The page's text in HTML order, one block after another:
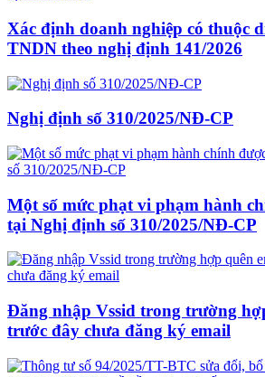
Xác định doanh nghiệp có thuộc
TNDN theo nghị định 141/2026
Nghị định số 310/2025/NĐ-CP
Một số mức phạt vi phạm hành
tại Nghị định số 310/2025/NĐ-CP
Đăng nhập Vssid trong trường
trước đây chưa đăng ký email